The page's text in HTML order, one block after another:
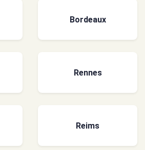
Bordeaux
Rennes
Reims